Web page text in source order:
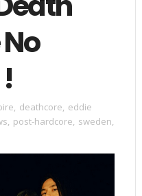
, deathcore, eddie
, post-hardcore, sweden,